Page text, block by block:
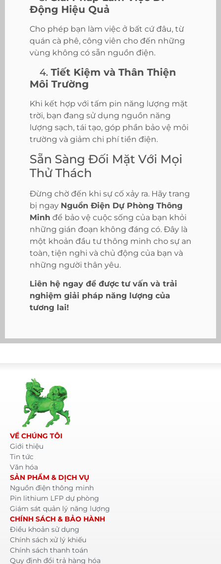
Động Hiệu Quả
Cho phép bạn làm việc ở bất cứ đâu, từ
quán cà phê, công viên cho đến những
vùng không có sẵn nguồn điện.
4. Tiết Kiệm và Thân Thiện
Môi Trường
Khi kết hợp với tấm pin năng lượng mặt
trời, bạn đang sử dụng nguồn năng
lượng sạch, tái tạo, góp phần bảo vệ môi
trường và giảm chi phí tiền điện.
Sẵn Sàng Đối Mặt Với Mọi
Thử Thách
Đừng chờ đến khi sự cố xảy ra. Hãy trang
bị ngay Nguồn Điện Dự Phòng Thông
Minh để bảo vệ cuộc sống của bạn khỏi
những gián đoạn không đáng có. Đây là
một khoản đầu tư thông minh cho sự an
toàn, tiện nghi và chủ động của bạn và
những người thân yêu.
Liên hệ ngay để được tư vấn và trải
nghiệm giải pháp năng lượng của
tương lai!
VỀ CHÚNG TÔI
Giới thiệu
Tin tức
Văn hóa
SẢN PHẨM & DỊCH VỤ
Nguồn điện thông minh
Pin lithium LFP dự phòng
Giám sát quản lý năng lượng
CHÍNH SÁCH & BẢO HÀNH
Điều khoản sử dụng
Chính sách xử lý khiếu
Chính sách thanh toán
Quy định đổi trả hàng hóa